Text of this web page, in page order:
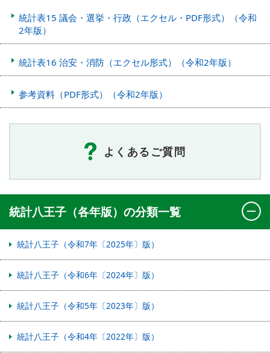
統計表15 議会・選挙・行政（エクセル・PDF形式）（令和
2年版）
統計表16 治安・消防（エクセル形式）（令和2年版）
参考資料（PDF形式）（令和2年版）
よくあるご質問
統計八王子（各年版）の分類一覧
統計八王子（令和7年〔2025年〕版）
統計八王子（令和6年〔2024年〕版）
統計八王子（令和5年〔2023年〕版）
統計八王子（令和4年〔2022年〕版）